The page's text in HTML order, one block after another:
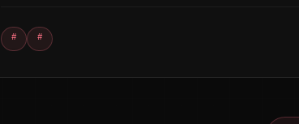
# #